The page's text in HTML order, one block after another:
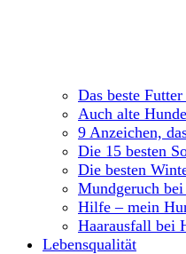
Das beste
Auch alte
9 Anzeichen,
Die 15 besten
Die besten
Mundgeruch
Hilfe – mein
Haarausfall bei
Lebensqualität